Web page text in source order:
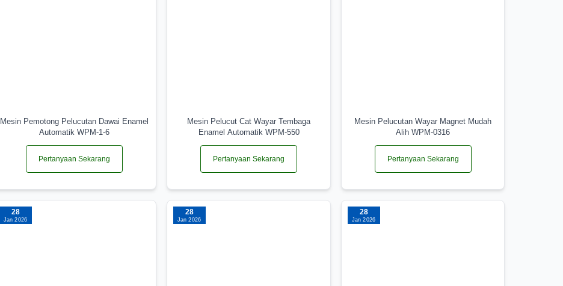
Mesin Pemotong Pelucutan Dawai Enamel
Automatik WPM-1-6
Pertanyaan Sekarang
Mesin Pelucut Cat Wayar Tembaga
Enamel Automatik WPM-550
Pertanyaan Sekarang
Mesin Pelucutan Wayar Magnet Mudah
Alih WPM-0316
Pertanyaan Sekarang
28
Jan 2026
28
Jan 2026
28
Jan 2026